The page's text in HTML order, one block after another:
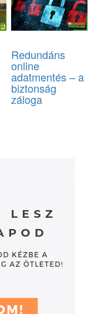
Redundáns
online
adatmentés – a
biztonság
záloga